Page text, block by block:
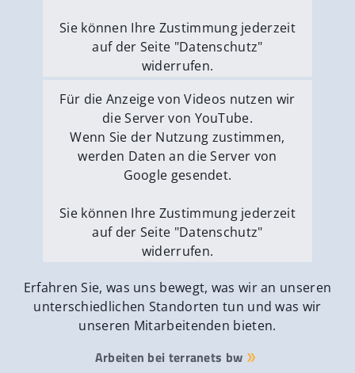
Sie können Ihre Zustimmung jederzeit
auf der Seite "Datenschutz"
widerrufen.
Externe Medien erlauben
Für die Anzeige von Videos nutzen wir
die Server von YouTube.
Wenn Sie der Nutzung zustimmen,
werden Daten an die Server von
Google gesendet.
Sie können Ihre Zustimmung jederzeit
auf der Seite "Datenschutz"
widerrufen.
Externe Medien erlauben
Erfahren Sie, was uns bewegt, was wir an unseren
unterschiedlichen Standorten tun und was wir
unseren Mitarbeitenden bieten.
Arbeiten bei terranets bw